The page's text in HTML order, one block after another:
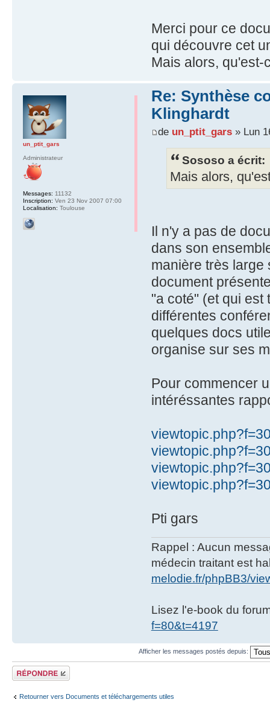
Merci pour ce
qui découvre cet
Mais alors, qu'est-
Re: Synthèse
Klinghardt
de un_ptit_gars» Lun
Sososo a écrit:
Mais alors,
Il n'y a pas de
dans son
manière très large
document
"a coté" (et qui est
différentes
quelques docs
organise sur ses
Pour commencer
intéréssantes
Pti gars
Rappel : Aucun
médecin traitant est
melodie.fr/phpBB3/
Lisez l'e-book du
f=80&t=4197
un_ptit_gars
Administrateur
Messages: 11132
Inscription: Ven 23 Nov 2007 07:00
Localisation: Toulouse
Afficher les messages postés depuis:
Répondre
Retourner vers Documents et téléchargements utiles